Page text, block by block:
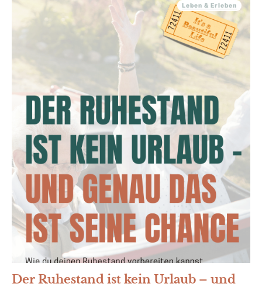
Leben & Erleben
Der Ruhestand ist kein Urlaub – und